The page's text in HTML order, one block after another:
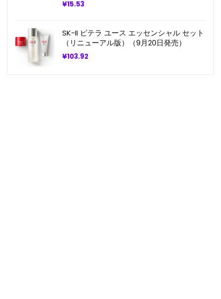
¥15.53
SK-II ピテラ ユース エッセンシャル セット
（リニューアル版）（9月20日発売）
¥103.92